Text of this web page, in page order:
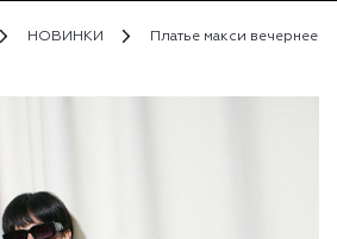
НОВИНКИ
Платье макси вечернее